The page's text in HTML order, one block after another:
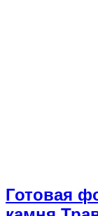
Готовая